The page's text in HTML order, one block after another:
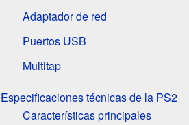
Adaptador de red
Puertos USB
Multitap
Especificaciones técnicas de la PS2
Características principales